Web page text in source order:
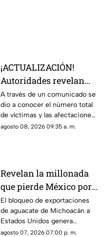
¡ACTUALIZACIÓN!
Autoridades revelan
nueva información tras
la explosión de la pipa
de gas LP en
Cuernavaca
A través de un comunicado se
dio a conocer el número total
de víctimas y las afectaciones
tras el siniestro.
agosto 08, 2026 09:35 a. m.
Revelan la millonada
que pierde México por
el bloqueo de Estados
Unidos al aguacate de
Michoacán
El bloqueo de exportaciones
de aguacate de Michoacán a
Estados Unidos genera
pérdidas millonarias.
agosto 07, 2026 07:00 p. m.